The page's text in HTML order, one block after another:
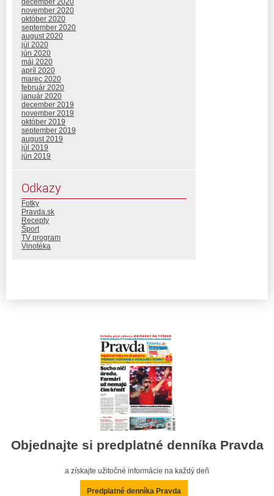
november 2020
október 2020
september 2020
august 2020
júl 2020
jún 2020
máj 2020
apríl 2020
marec 2020
február 2020
január 2020
december 2019
november 2019
október 2019
september 2019
august 2019
júl 2019
jún 2019
Odkazy
Fotky
Pravda.sk
Recepty
Šport
TV program
Vinotéka
Objednajte si predplatné denníka Pravda
a získajte užitočné informácie na každý deň
Predplatné denníka Pravda